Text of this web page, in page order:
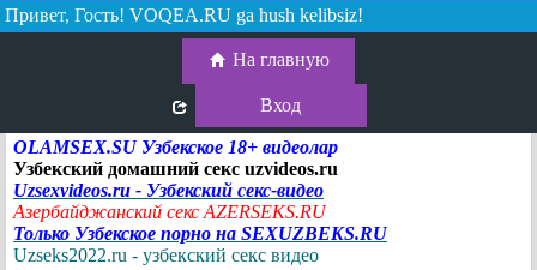
Привет, Гость! VOQEA.RU ga hush kelibsiz!
На главную
Вход
OLAMSEX.SU Узбекское 18+ видеолар
Узбекский домашний секс uzvideos.ru
Uzsexvideos.ru - Узбекский секс-видео
Азербайджанский секс AZERSEKS.RU
Только Узбекское порно на SEXUZBEKS.RU
Uzseks2022.ru - узбекский секс видео